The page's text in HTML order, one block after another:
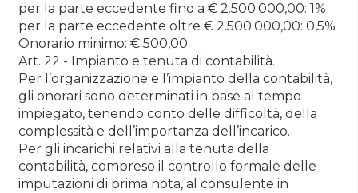
per la parte eccedente fino a € 2.500.000,00: 1%
per la parte eccedente oltre € 2.500.000,00: 0,5%
Onorario minimo: € 500,00
Art. 22 - Impianto e tenuta di contabilità.
Per l’organizzazione e l’impianto della contabilità,
gli onorari sono determinati in base al tempo
impiegato, tenendo conto delle difficoltà, della
complessità e dell’importanza dell’incarico.
Per gli incarichi relativi alla tenuta della
contabilità, compreso il controllo formale delle
imputazioni di prima nota, al consulente in